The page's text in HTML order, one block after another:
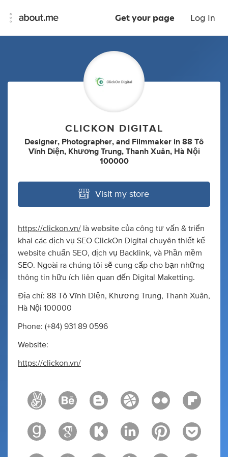
Get your page Log In
CLICKON DIGITAL
Designer, Photographer, and Filmmaker in 88 Tô
Vĩnh Diện, Khương Trung, Thanh Xuân, Hà Nội
100000
Visit my store
https://clickon.vn/ là website của công tư vấn & triển
khai các dịch vụ SEO ClickOn Digital chuyên thiết kế
website chuẩn SEO, dịch vụ Backlink, và Phần mềm
SEO. Ngoài ra chúng tôi sẽ cung cấp cho bạn những
thông tin hữu ích liên quan đến Digital Maketting.
Địa chỉ: 88 Tô Vĩnh Diện, Khương Trung, Thanh Xuân,
Hà Nội 100000
Phone: (+84) 931 89 0596
Website:
https://clickon.vn/